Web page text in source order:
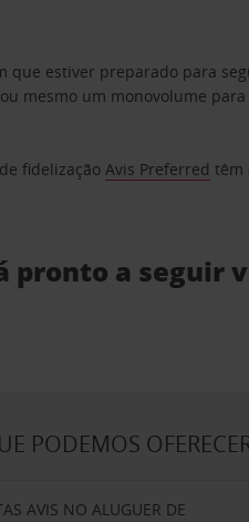
que estiver preparado para
mesmo um monovolume
fidelizaçãoAvis Preferred têm
pronto a seguir
PODEMOS
AVIS NO ALUGUER DE